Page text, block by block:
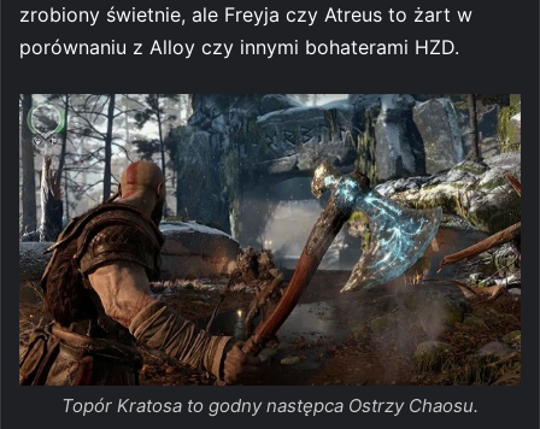
zrobiony świetnie, ale Freyja czy Atreus to żart w
porównaniu z Alloy czy innymi bohaterami HZD.
Topór Kratosa to godny następca Ostrzy Chaosu.